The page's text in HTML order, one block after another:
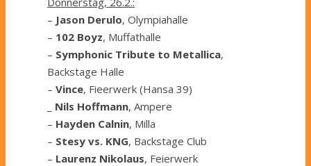
– Jason Derulo, Olympiahalle
– 102 Boyz, Muffathalle
– Symphonic Tribute to Metallica,
Backstage Halle
– Vince, Fieerwerk (Hansa 39)
Nils Hoffmann, Ampere
– Hayden Calnin, Milla
– Stesy vs. KNG, Backstage Club
– Laurenz Nikolaus, Feierwerk